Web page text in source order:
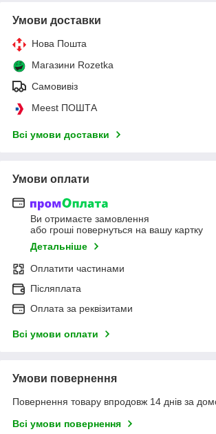
Умови доставки
Нова Пошта
Магазини Rozetka
Самовивіз
Meest ПОШТА
Всі умови доставки
Умови оплати
Ви отримаєте замовлення
або гроші повернуться на вашу картку
Детальніше
Оплатити частинами
Післяплата
Оплата за реквізитами
Всі умови оплати
Умови повернення
Повернення товару впродовж 14 днів за
Всі умови повернення